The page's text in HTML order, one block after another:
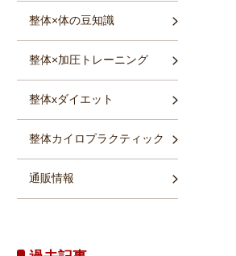
整体×体の豆知識
整体×加圧トレーニング
整体xダイエット
整体カイロプラクティック
通販情報